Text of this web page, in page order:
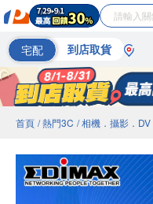
宅配 到店取貨
首頁 / 熱門3C / 相機．攝影．DV